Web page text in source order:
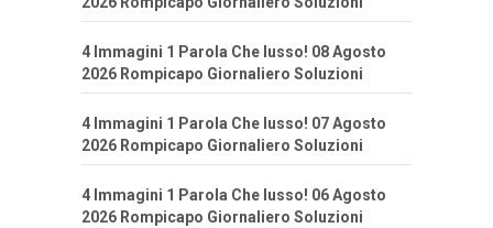
4 Immagini 1 Parola Che lusso! 08 Agosto
2026 Rompicapo Giornaliero Soluzioni
4 Immagini 1 Parola Che lusso! 07 Agosto
2026 Rompicapo Giornaliero Soluzioni
4 Immagini 1 Parola Che lusso! 06 Agosto
2026 Rompicapo Giornaliero Soluzioni